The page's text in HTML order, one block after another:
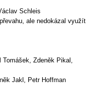
Schleis
ale nedokázal využít
Zdeněk Pikal,
Jakl, Petr Hoffman